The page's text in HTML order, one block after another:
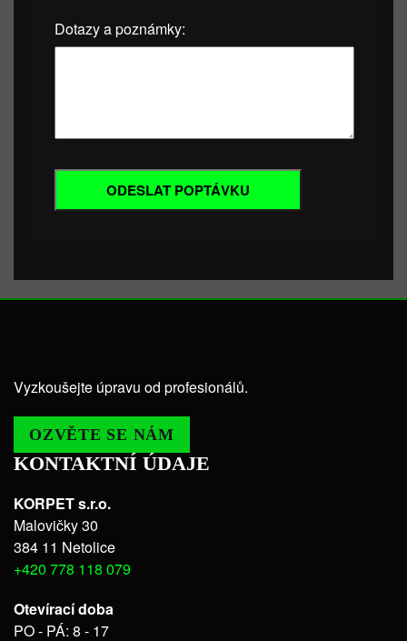
Dotazy a poznámky:
Vyzkoušejte úpravu od profesionálů.
OZVĚTE SE NÁM
KONTAKTNÍ ÚDAJE
KORPET s.r.o.
Malovičky 30
384 11 Netolice
+420 778 118 079
Otevírací doba
PO - PÁ: 8 - 17